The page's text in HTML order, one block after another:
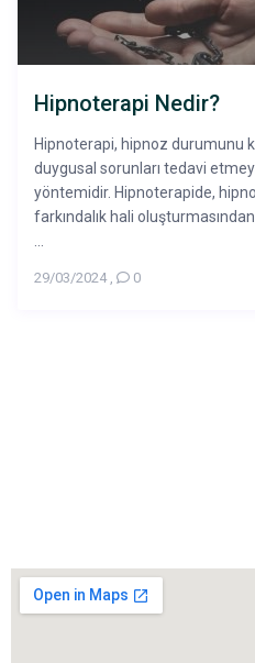
Hipnoterapi Nedir?
Hipnoterapi, hipnoz durumunu
duygusal sorunları tedavi
yöntemidir. Hipnoterapide,
farkındalık hali
29/03/2024, 0